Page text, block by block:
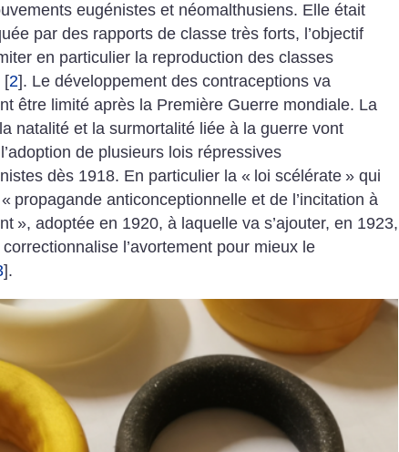
eugénistes et néomalthusiens. Elle était
par des rapports de classe très forts, l’objectif
en particulier la reproduction des classes
[2]. Le développement des contraceptions va
être limité après la Première Guerre mondiale. La
natalité et la surmortalité liée à la guerre vont
de plusieurs lois répressives
dès 1918. En particulier la « loi scélérate » qui
propagande anticonceptionnelle et de l’incitation à
», adoptée en 1920, à laquelle va s’ajouter, en 1923,
l’avortement pour mieux le
].